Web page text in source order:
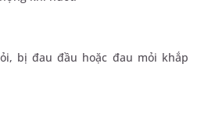
bị đau đầu hoặc đau mỏi khắp